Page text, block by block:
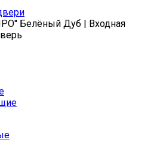
Белёный Дуб | Входная